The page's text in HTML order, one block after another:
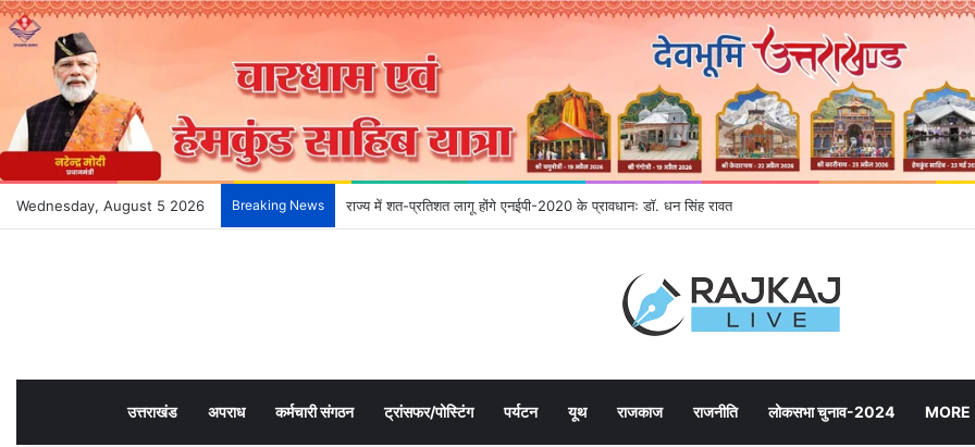
Wednesday, August 5 2026 Breaking News राज्य में शत-प्रतिशत लागू होंगे एनईपी-2020 के प्रावधानः डाॅ. धन सिंह रावत
उत्तराखंड अपराध कर्मचारी संगठन ट्रांसफर/पोस्टिंग पर्यटन यूथ राजकाज राजनीति लोकसभा चुनाव-2024 MORE